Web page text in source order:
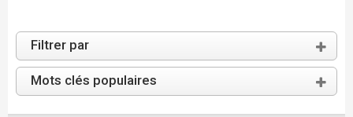
Filtrer par
Mots clés populaires